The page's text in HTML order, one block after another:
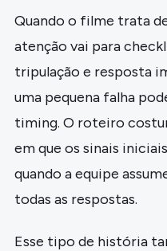
Quando o filme trata
atenção vai para
tripulação e resposta
uma pequena falha
timing. O roteiro
em que os sinais
quando a equipe
todas as respostas.
Esse tipo de história